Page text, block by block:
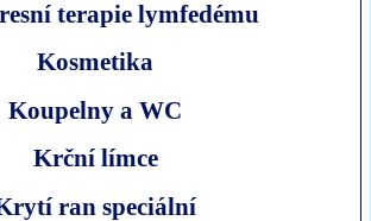
terapie lymfedému
Kosmetika
Koupelny a WC
Krční límce
ran speciální